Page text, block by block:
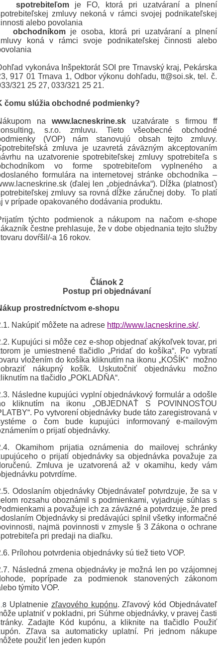
spotrebiteľom je FO, ktorá pri uzatváraní a plnení
zmluvy nekoná v rámci svojej podnikateľskej
alebo povolania
obchodníkom je osoba, ktorá pri uzatváraní a plnení
koná v rámci svoje podnikateľskej činnosti alebo
vykonáva Inšpektorát SOI pre Trnavský kraj, Pekárska
917 01 Trnava 1, Odbor výkonu dohľadu, tt@soi.sk, tel. č.
321 25 27, 033/321 25 21.
čomu slúžia obchodné podmienky?
nawww.lacneskrine.sk uzatvárate s firmou ff
s.r.o. zmluvu. Tieto všeobecné obchodné
(VOP) nám stanovujú obsah tejto zmluvy.
zmluva je uzavretá záväzným akceptovaním
na uzatvorenie spotrebiteľskej zmluvy spotrebiteľa s
vo forme spotrebiteľom vyplneného a
formulára na internetovej stránke obchodníka –
(ďalej len „objednávka“). Dĺžka (platnosť)
zmluvy sa rovná dĺžke záručnej doby. To platí
v prípade opakovaného dodávania produktu.
týchto podmienok a nákupom na načom e-shope
čestne prehlasuje, že v dobe objednania tejto služby
dovŕšil/-a 16 rokov.
Článok 2
Postup pri objednávaní
prostredníctvom e-shopu
Nakúpiť môžete na adrese http://www.lacneskrine.sk/.
Kupujúci si môže cez e-shop objednať akýkoľvek tovar, pri
je umiestnené tlačidlo „Pridať do košíka“. Po vybratí
vložením do košíka kliknutím na ikonu „KOŠÍK“ možno
nákupný košík. Uskutočniť objednávku možno
na tlačidlo „POKLADŇA“.
Následne kupujúci vyplní objednávkový formulár a odošle
kliknutím na ikonu „OBJEDNAŤ S POVINNOSŤOU
Po vytvorení objednávky bude táto zaregistrovaná v
o čom bude kupujúci informovaný e-mailovým
o prijatí objednávky.
Okamihom prijatia oznámenia do mailovej schránky
o prijatí objednávky sa objednávka považuje za
Zmluva je uzatvorená až v okamihu, kedy vám
potvrdíme.
Odoslaním objednávky Objednávateľ potvrdzuje, že sa v
rozsahu oboznámil s podmienkami, vyjadruje súhlas s
a považuje ich za záväzné a potvrdzuje, že pred
Objednávky si predávajúci splnil všetky informačné
najmä povinnosti v zmysle § 3 Zákona o ochrane
pri predaji na diaľku.
Prílohou potvrdenia objednávky sú tiež tieto VOP.
Následná zmena objednávky je možná len po vzájomnej
poprípade za podmienok stanovených zákonom
týmito VOP.
Uplatnenie zľavového kupónu. Zľavový kód Objednávateľ
uplatniť v pokladni, pri Súhrne objednávky, v pravej časti
Zadajte Kód kupónu, a kliknite na tlačidlo Použiť
Zľava sa automaticky uplatní. Pri jednom nákupe
použiť len jeden kupón